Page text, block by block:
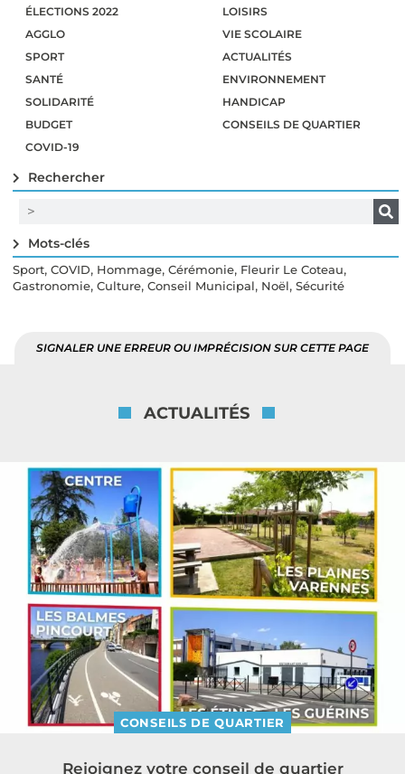
ÉLECTIONS 2022
AGGLO
SPORT
SANTÉ
SOLIDARITÉ
BUDGET
COVID-19
LOISIRS
VIE SCOLAIRE
ACTUALITÉS
ENVIRONNEMENT
HANDICAP
CONSEILS DE QUARTIER
Rechercher
Mots-clés
Sport, COVID, Hommage, Cérémonie, Fleurir Le Coteau,
Gastronomie, Culture, Conseil Municipal, Noël, Sécurité
SIGNALER UNE ERREUR OU IMPRÉCISION SUR CETTE PAGE
ACTUALITÉS
CONSEILS DE QUARTIER
Rejoignez votre conseil de quartier